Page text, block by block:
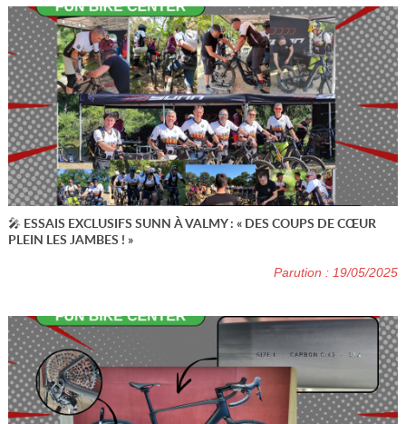
🎤 ESSAIS EXCLUSIFS SUNN À VALMY : « DES COUPS DE CŒUR
PLEIN LES JAMBES ! »
Parution : 19/05/2025